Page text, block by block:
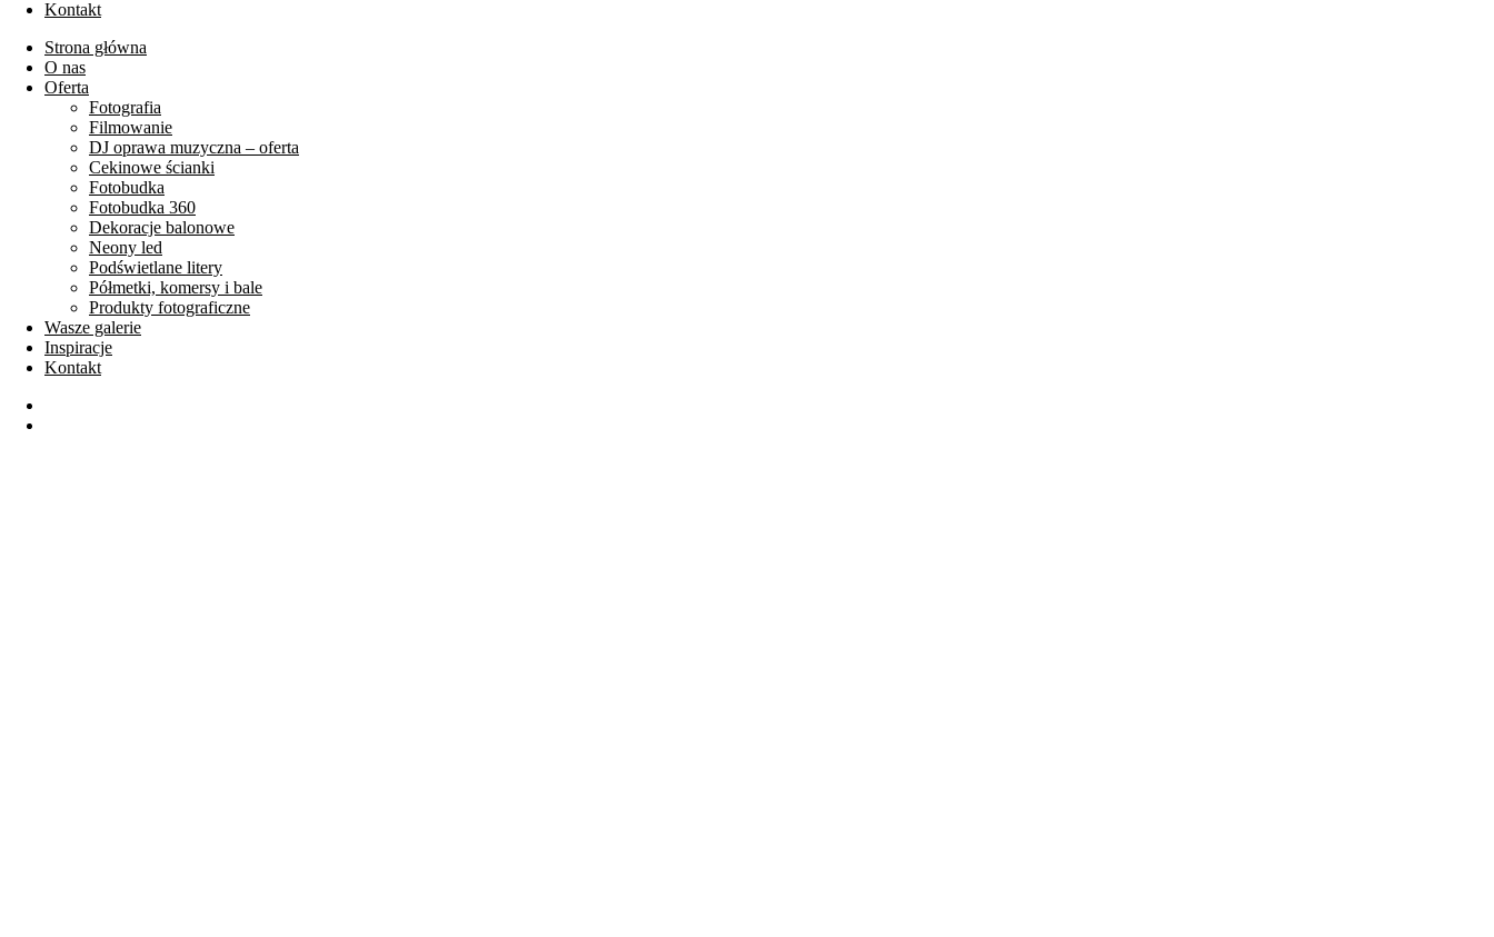
Kontakt
Strona główna
O nas
Oferta
Fotografia
Filmowanie
DJ oprawa muzyczna – oferta
Cekinowe ścianki
Fotobudka
Fotobudka 360
Dekoracje balonowe
Neony led
Podświetlane litery
Półmetki, komersy i bale
Produkty fotograficzne
Wasze galerie
Inspiracje
Kontakt